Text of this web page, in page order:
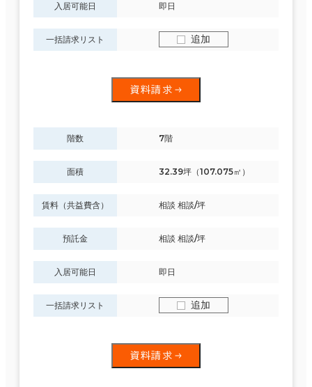
入居可能日 即日
一括請求リスト 追加
資料請求
階数 7階
面積 32.39坪（107.075㎡）
賃料（共益費含） 相談 相談/坪
預託金 相談 相談/坪
入居可能日 即日
一括請求リスト 追加
資料請求